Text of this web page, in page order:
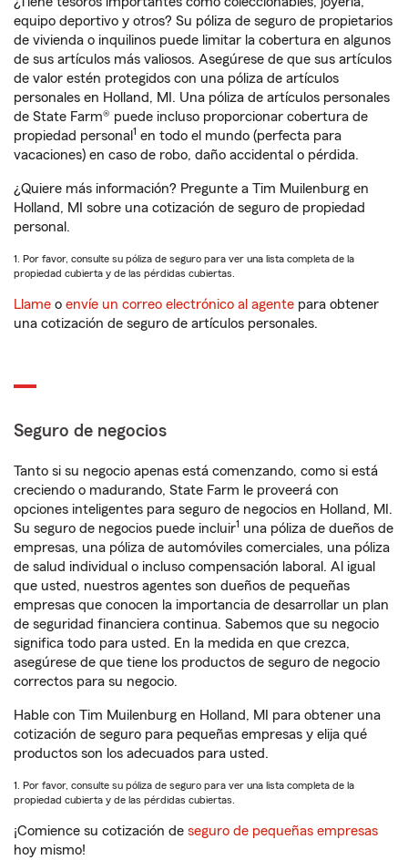
equipo deportivo y otros? Su póliza de seguro de propietarios
de vivienda o inquilinos puede limitar la cobertura en algunos
de sus artículos más valiosos. Asegúrese de que sus artículos
de valor estén protegidos con una póliza de artículos
personales en Holland, MI. Una póliza de artículos personales
de State Farm® puede incluso proporcionar cobertura de
propiedad personal 1 en todo el mundo (perfecta para
vacaciones) en caso de robo, daño accidental o pérdida.
¿Quiere más información? Pregunte a Tim Muilenburg en
Holland, MI sobre una cotización de seguro de propiedad
personal.
1. Por favor, consulte su póliza de seguro para ver una lista completa de la
propiedad cubierta y de las pérdidas cubiertas.
Llame o envíe un correo electrónico al agente para obtener
una cotización de seguro de artículos personales.
Seguro de negocios
Tanto si su negocio apenas está comenzando, como si está
creciendo o madurando, State Farm le proveerá con
opciones inteligentes para seguro de negocios en Holland, MI.
Su seguro de negocios puede incluir1 una póliza de dueños de
empresas, una póliza de automóviles comerciales, una póliza
de salud individual o incluso compensación laboral. Al igual
que usted, nuestros agentes son dueños de pequeñas
empresas que conocen la importancia de desarrollar un plan
de seguridad financiera continua. Sabemos que su negocio
significa todo para usted. En la medida en que crezca,
asegúrese de que tiene los productos de seguro de negocio
correctos para su negocio.
Hable con Tim Muilenburg en Holland, MI para obtener una
cotización de seguro para pequeñas empresas y elija qué
productos son los adecuados para usted.
1. Por favor, consulte su póliza de seguro para ver una lista completa de la
propiedad cubierta y de las pérdidas cubiertas.
¡Comience su cotización de seguro de pequeñas empresas
hoy mismo!